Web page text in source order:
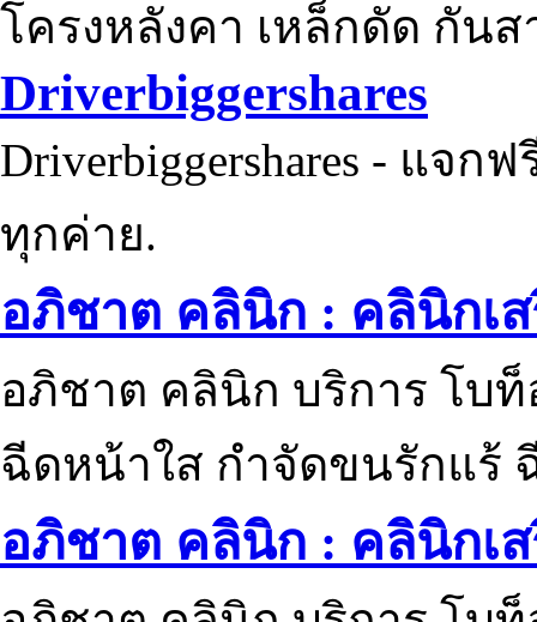
โครงหลังคา เหล็กดัด กัน
Driverbiggershares
Driverbiggershares - แจก
ทุกค่าย.
อภิชาต คลินิก : คลินิกเ
อภิชาต คลินิก บริการ โบ
ฉีดหน้าใส กำจัดขนรักแร้
อภิชาต คลินิก : คลินิกเ